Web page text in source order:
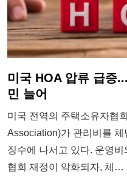
미국 HOA 압류 급증
민 늘어
미국 전역의 주택소유자협
Association)가 관리비를
징수에 나서고 있다. 운영
협회 재정이 악화되자, 체…